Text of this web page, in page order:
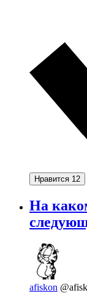
Нравится 12
На
afiskon